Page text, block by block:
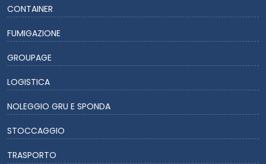
CONTAINER
FUMIGAZIONE
GROUPAGE
LOGISTICA
NOLEGGIO GRU E SPONDA
STOCCAGGIO
TRASPORTO